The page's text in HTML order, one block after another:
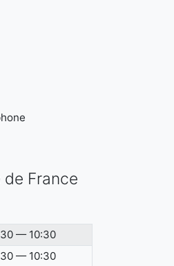
France
— 10:30
— 10:30